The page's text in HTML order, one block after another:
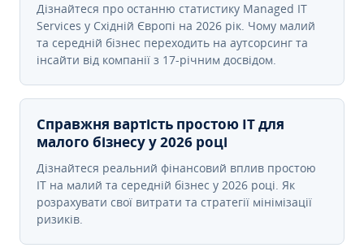
Дізнайтеся про останню статистику Managed IT
Services у Східній Європі на 2026 рік. Чому малий
та середній бізнес переходить на аутсорсинг та
інсайти від компанії з 17-річним досвідом.
Справжня вартість простою IT для
малого бізнесу у 2026 році
Дізнайтеся реальний фінансовий вплив простою
IT на малий та середній бізнес у 2026 році. Як
розрахувати свої витрати та стратегії мінімізації
ризиків.